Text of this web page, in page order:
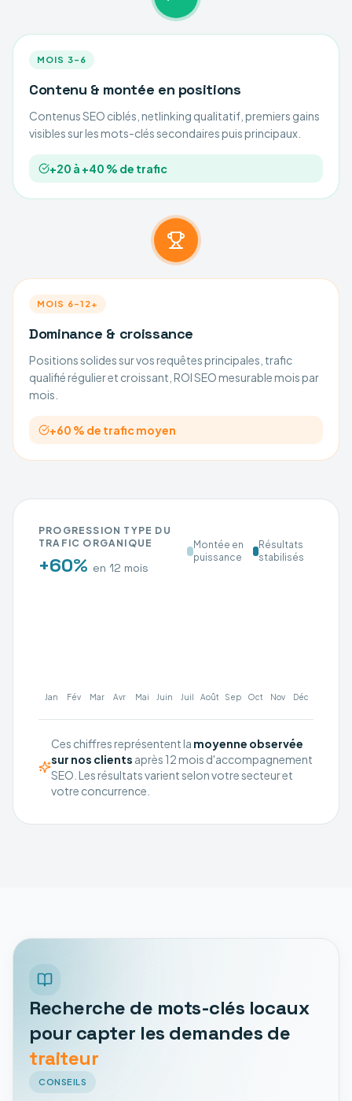
MOIS 3–6
Contenu & montée en positions
Contenus SEO ciblés, netlinking qualitatif, premiers gains
visibles sur les mots-clés secondaires puis principaux.
+20 à +40 % de trafic
MOIS 6–12+
Dominance & croissance
Positions solides sur vos requêtes principales, trafic
qualifié régulier et croissant, ROI SEO mesurable mois par
mois.
+60 % de trafic moyen
PROGRESSION TYPE DU
TRAFIC ORGANIQUE
+60% en 12 mois
Montée en
puissance
Résultats
stabilisés
Jan Fév Mar Avr Mai Juin Juil Août Sep Oct Nov Déc
Ces chiffres représentent la moyenne observée
sur nos clients après 12 mois d'accompagnement
SEO. Les résultats varient selon votre secteur et
votre concurrence.
Recherche de mots-clés locaux
pour capter les demandes de
traiteur
CONSEILS